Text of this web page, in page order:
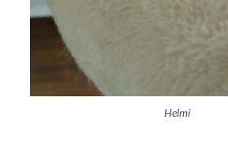
Helmi